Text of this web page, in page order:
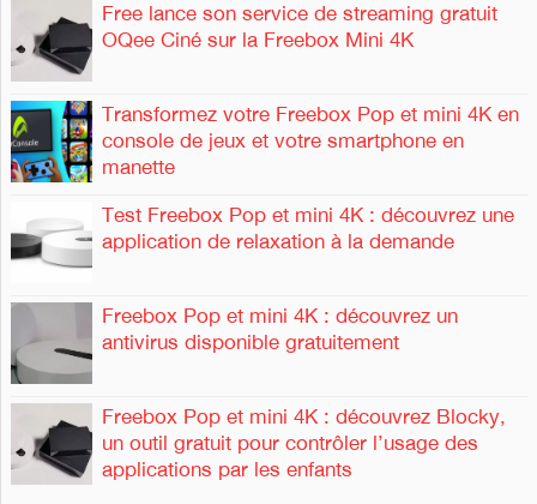
Free lance son service de streaming gratuit
OQee Ciné sur la Freebox Mini 4K
Transformez votre Freebox Pop et mini 4K en
console de jeux et votre smartphone en
manette
Test Freebox Pop et mini 4K : découvrez une
application de relaxation à la demande
Freebox Pop et mini 4K : découvrez un
antivirus disponible gratuitement
Freebox Pop et mini 4K : découvrez Blocky,
un outil gratuit pour contrôler l’usage des
applications par les enfants